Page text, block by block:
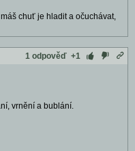
chuť je hladit a očuchávat,
1 odpověď +1
vrnění a bublání.